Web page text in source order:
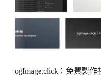
ogImage.click：免費製